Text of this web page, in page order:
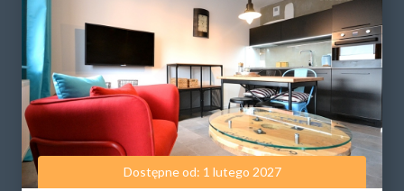
Dostępne od: 1 lutego 2027